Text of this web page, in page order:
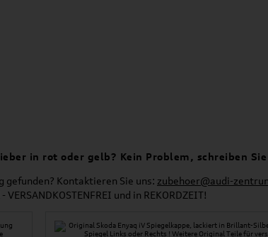
in rot oder gelb? Kein Problem, schreiben
gefunden? Kontaktieren Sie uns: zubehoer@audi-
und in REKORDZEIT!